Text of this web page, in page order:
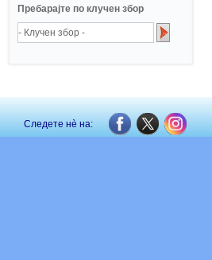
Пребарајте по клучен збор
Следете нè на: